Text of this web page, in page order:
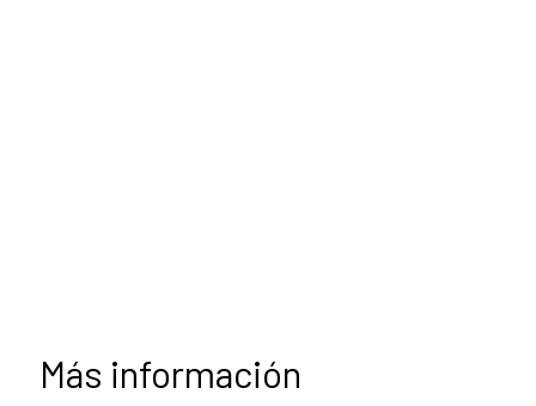
Más información